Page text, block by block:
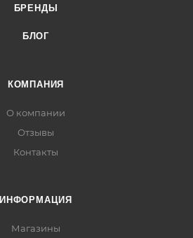
БРЕНДЫ
БЛОГ
КОМПАНИЯ
О компании
Отзывы
Контакты
ИНФОРМАЦИЯ
Магазины